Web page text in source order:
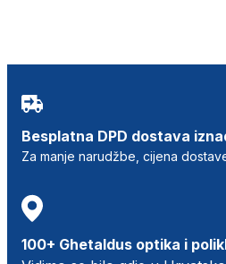
Besplatna DPD dostava
Za manje narudžbe, cijena
100+ Ghetaldus optika i